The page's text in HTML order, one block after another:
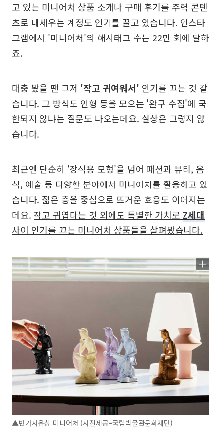
고 있는 미니어처 상품 소개나 구매 후기를 주력 콘텐
츠로 내세우는 계정도 인기를 끌고 있습니다. 인스타
그램에서 '미니어처'의 해시태그 수는 22만 회에 달하
죠.
대충 봤을 땐 그저 '작고 귀여워서' 인기를 끄는 것 같
습니다. 그 방식도 인형 등을 모으는 '완구 수집'에 국
한되지 않냐는 질문도 나오는데요. 실상은 그렇지 않
습니다.
최근엔 단순히 '장식용 모형'을 넘어 패션과 뷰티, 음
식, 예술 등 다양한 분야에서 미니어처를 활용하고 있
습니다. 젊은 층을 중심으로 뜨거운 호응도 이어지는
데요. 작고 귀엽다는 것 외에도 특별한 가치로 Z세대
사이 인기를 끄는 미니어처 상품들을 살펴봤습니다.
▲반가사유상 미니어처 (사진제공=국립박물관문화재단)